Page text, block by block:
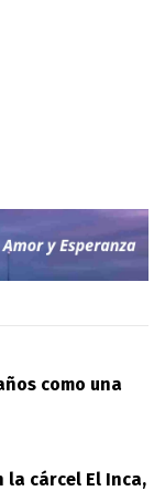
como una
cárcel El Inca,